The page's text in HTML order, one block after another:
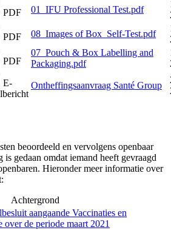
PDF 01_IFU Professional Test.pdf
PDF 08_Images of Box_Self-Test.pdf
PDF
07_Pouch & Box Labelling and
Packaging.pdf
E-
Ontheffingsaanvraag Santé Group
beoordeeld en vervolgens openbaar
gedaan omdat iemand heeft gevraagd
Hieronder meer informatie over
Achtergrond
aangaande Vaccinaties en
over de periode maart 2021